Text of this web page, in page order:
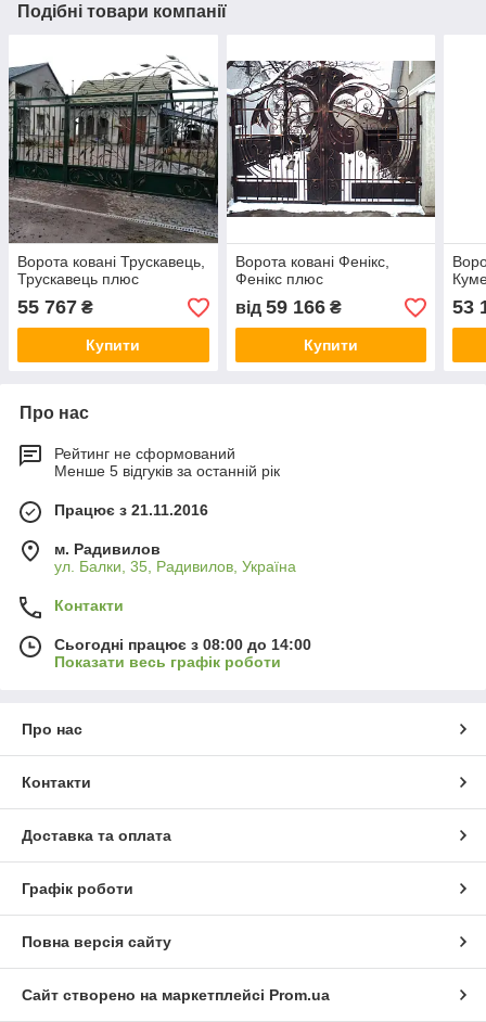
Подібні товари компанії
Ворота ковані Трускавець,
Трускавець плюс
55 767 ₴
Купити
Ворота ковані Фенікс,
Фенікс плюс
від 59 166₴
Купити
53
Про нас
Рейтинг не сформований
Менше 5 відгуків за останній рік
Працює з 21.11.2016
м. Радивилов
ул. Балки, 35, Радивилов, Україна
Контакти
Сьогодні працює з 08:00 до 14:00
Показати весь графік роботи
Про нас
Контакти
Доставка та оплата
Графік роботи
Повна версія сайту
Сайт створено на маркетплейсі Prom.ua